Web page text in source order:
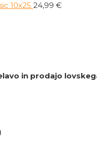
10x25 24,99 €
in prodajo